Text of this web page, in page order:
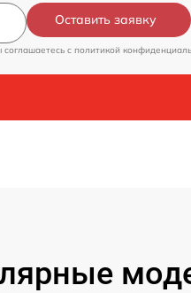
Оставить заявку
c политикой